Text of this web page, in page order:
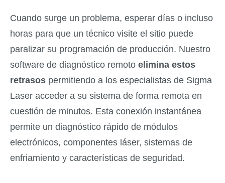
Cuando surge un problema, esperar días o incluso
horas para que un técnico visite el sitio puede
paralizar su programación de producción. Nuestro
software de diagnóstico remoto elimina estos
retrasos permitiendo a los especialistas de Sigma
Laser acceder a su sistema de forma remota en
cuestión de minutos. Esta conexión instantánea
permite un diagnóstico rápido de módulos
electrónicos, componentes láser, sistemas de
enfriamiento y características de seguridad.